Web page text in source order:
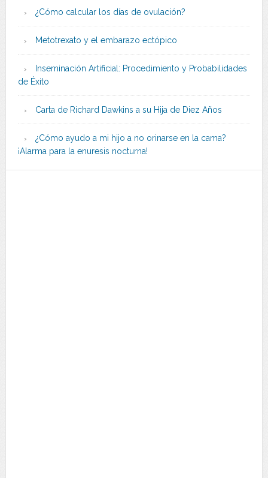
¿Cómo calcular los días de ovulación?
Metotrexato y el embarazo ectópico
Inseminación Artificial: Procedimiento y Probabilidades
de Éxito
Carta de Richard Dawkins a su Hija de Diez Años
¿Cómo ayudo a mi hijo a no orinarse en la cama?
¡Alarma para la enuresis nocturna!